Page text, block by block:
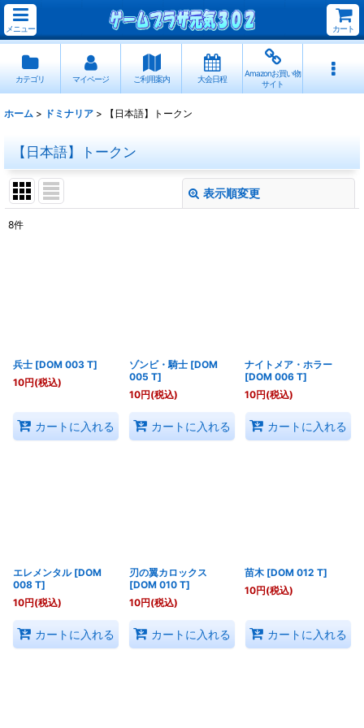
メニュー カート
カテゴリ マイページ ご利用案内 大会日程
Amazonお買い物
サイト
ホーム > ドミナリア > 【日本語】トークン
【日本語】トークン
表示順変更
8件
兵士 [DOM 003 T]
10円(税込)
カートに入れる
ゾンビ・騎士 [DOM
005 T]
10円(税込)
カートに入れる
ナイトメア・ホラー
[DOM 006 T]
10円(税込)
カートに入れる
エレメンタル [DOM
008 T]
10円(税込)
カートに入れる
刃の翼カロックス
[DOM 010 T]
10円(税込)
カートに入れる
苗木 [DOM 012 T]
10円(税込)
カートに入れる